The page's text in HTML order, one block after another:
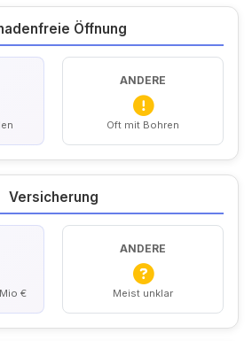
Öffnung
ANDERE
Oft mit Bohren
Versicherung
€
ANDERE
Meist unklar